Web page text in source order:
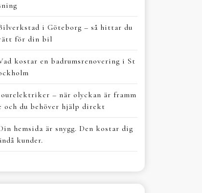
i Göteborg – så hittar du
för din bil
kostar en badrumsrenovering i St
– när olyckan är framm
och du behöver hjälp direkt
hemsida är snygg. Den kostar dig
kunder.